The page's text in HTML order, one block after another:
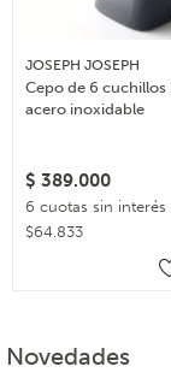
JOSEPH JOSEPH
Cepo de 6 cuchillos
acero inoxidable
$ 389.000
6 cuotas sin interés
$64.833
Novedades